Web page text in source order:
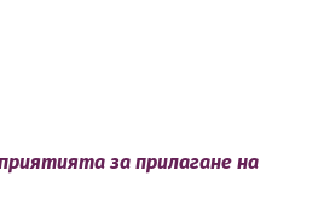
за прилагане на